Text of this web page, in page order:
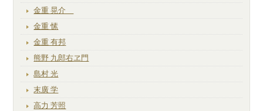
金重 晃介
金重 愫
金重 有邦
熊野 九郎右ヱ門
島村 光
末廣 学
高力 芳照